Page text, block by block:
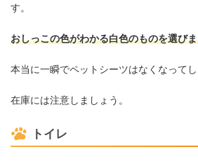
す。
おしっこの色がわかる白色のものを選び
本当に一瞬でペットシーツはなくなってし
在庫には注意しましょう。
トイレ